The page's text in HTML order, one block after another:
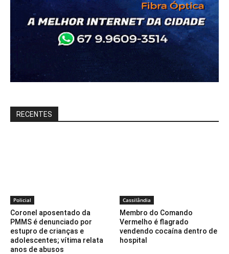
RECENTES
Policial
Coronel aposentado da
PMMS é denunciado por
estupro de crianças e
adolescentes; vítima relata
anos de abusos
Cassilândia
Membro do Comando
Vermelho é flagrado
vendendo cocaína dentro de
hospital